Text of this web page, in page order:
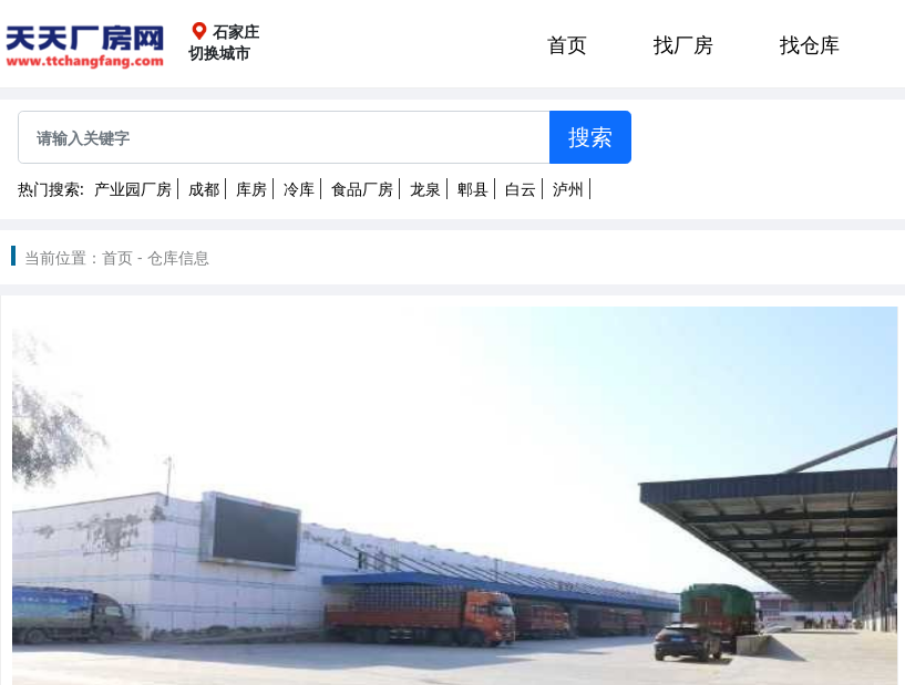
石家庄
切换城市
全国
成都 重庆 上海 广州 郑州 贵阳
首页 找厂房 找仓库
热门搜索: 产业园厂房 成都 库房 冷库 食品厂房 龙泉 郫县 白云
泸州
当前位置： 首页 - 仓库信息